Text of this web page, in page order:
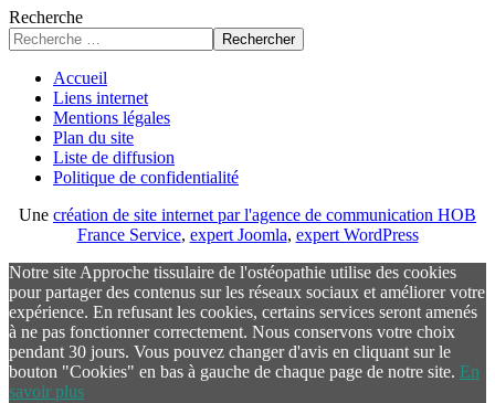
Recherche
Rechercher
Accueil
Liens internet
Mentions légales
Plan du site
Liste de diffusion
Politique de confidentialité
Une création de site internet par l'agence de communication HOB
France Service, expert Joomla, expert WordPress
Notre site Approche tissulaire de l'ostéopathie utilise des cookies
pour partager des contenus sur les réseaux sociaux et améliorer votre
expérience. En refusant les cookies, certains services seront amenés
à ne pas fonctionner correctement. Nous conservons votre choix
pendant 30 jours. Vous pouvez changer d'avis en cliquant sur le
bouton "Cookies" en bas à gauche de chaque page de notre site. En
savoir plus